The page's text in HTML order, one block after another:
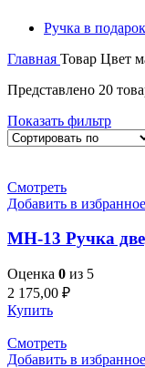
Ручка в подарок
Главная Товар Цвет
Представлено 20
Показать фильтр
Смотреть
Добавить в избранное
MH-13 Ручка
Оценка 0 из 5
2 175,00 ₽
Купить
Смотреть
Добавить в избранное